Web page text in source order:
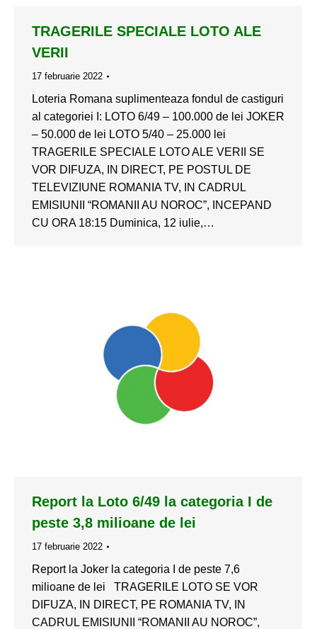
TRAGERILE SPECIALE LOTO ALE
VERII
17 februarie 2022
Loteria Romana suplimenteaza fondul de castiguri
al categoriei I: LOTO 6/49 – 100.000 de lei JOKER
– 50.000 de lei LOTO 5/40 – 25.000 lei
TRAGERILE SPECIALE LOTO ALE VERII SE
VOR DIFUZA, IN DIRECT, PE POSTUL DE
TELEVIZIUNE ROMANIA TV, IN CADRUL
EMISIUNII “ROMANII AU NOROC”, INCEPAND
CU ORA 18:15 Duminica, 12 iulie,…
Report la Loto 6/49 la categoria I de
peste 3,8 milioane de lei
17 februarie 2022
Report la Joker la categoria I de peste 7,6
milioane de lei TRAGERILE LOTO SE VOR
DIFUZA, IN DIRECT, PE ROMANIA TV, IN
CADRUL EMISIUNII “ROMANII AU NOROC”,